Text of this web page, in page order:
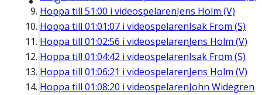
Hoppa till 51:00 i videospelarenJens Holm (V)
Hoppa till 01:01:07 i videospelarenIsak From (S)
Hoppa till 01:02:56 i videospelarenJens Holm (V)
Hoppa till 01:04:42 i videospelarenIsak From (S)
Hoppa till 01:06:21 i videospelarenJens Holm (V)
Hoppa till 01:08:20 i videospelarenJohn Widegren